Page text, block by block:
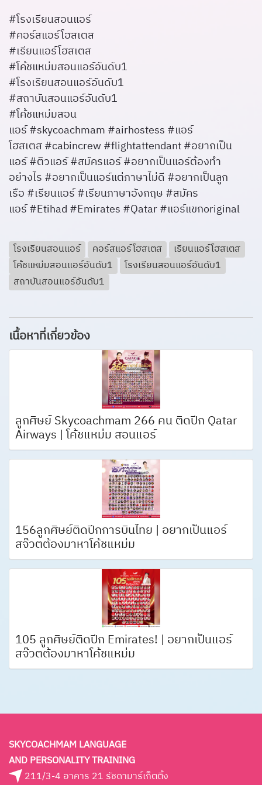
#โรงเรียนสอนแอร์
#คอร์สแอร์โฮสเตส
#เรียนแอร์โฮสเตส
#โค้ชแหม่มสอนแอร์อันดับ1
#โรงเรียนสอนแอร์อันดับ1
#สถาบันสอนแอร์อันดับ1
#โค้ชแหม่มสอน
แอร์ #skycoachmam #airhostess #แอร์
โฮสเตส #cabincrew #flightattendant #อยากเป็น
แอร์ #ติวแอร์ #สมัครแอร์ #อยากเป็นแอร์ต้องทำ
อย่างไร #อยากเป็นแอร์แต่ภาษาไม่ดี #อยากเป็นลูก
เรือ #เรียนแอร์ #เรียนภาษาอังกฤษ #สมัคร
แอร์ #Etihad #Emirates #Qatar #แอร์แขกoriginal
โรงเรียนสอนแอร์ คอร์สแอร์โฮสเตส
เรียนแอร์โฮสเตส
โค้ชแหม่มสอนแอร์อันดับ1
โรงเรียนสอนแอร์อันดับ1
สถาบันสอนแอร์อันดับ1
เนื้อหาที่เกี่ยวข้อง
ลูกศิษย์ Skycoachmam 266 คน ติดปีก Qatar
Airways | โค้ชแหม่ม สอนแอร์
156ลูกศิษย์ติดปีกการบินไทย | อยากเป็นแอร์
สจ๊วตต้องมาหาโค้ชแหม่ม
105 ลูกศิษย์ติดปีก Emirates! | อยากเป็นแอร์
สจ๊วตต้องมาหาโค้ชแหม่ม
SKYCOACHMAM LANGUAGE
AND PERSONALITY TRAINING
211/3-4 อาคาร 21 รัชดามาร์เก็ตติ้ง